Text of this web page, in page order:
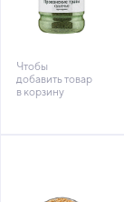
Чтобы
добавить товар
в корзину